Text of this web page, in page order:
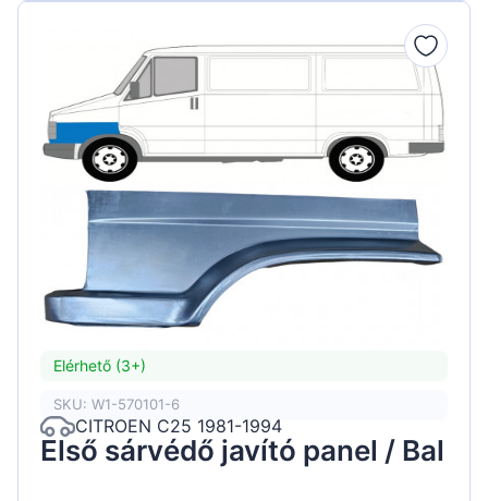
Elérhető (3+)
SKU: W1-570101-6
CITROEN C25 1981-1994
Első sárvédő javító panel / Bal